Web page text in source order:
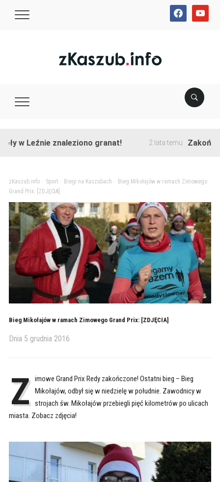
facebookyoutube
znaleziono granat! 2 lata temu Zakończono
zKaszub.info> Sport> Biegi na Kaszubach
Bieg Mikołajów w ramach Zimowego
Grand Prix: [ZDJĘCIA]
Bieg Mikołajów w ramach Zimowego Grand Prix: [ZDJĘCIA]
Dnia 5 grudnia 2016
Z imowe Grand Prix Redy zakończone! Ostatni bieg – Bieg
Mikołajów, odbył się w niedzielę w południe. Zawodnicy w
strojach św. Mikołajów przebiegli pięć kilometrów po ulicach
miasta. Zobacz zdjęcia!